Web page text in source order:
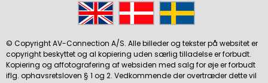
© Copyright AV-Connection A/S. Alle billeder og tekster på websitet er
copyright beskyttet og al kopiering uden særlig tilladelse er forbudt.
Kopiering og affotografering af websiden med salg for øje er forbudt
iflg. ophavsretsloven § 1 og 2. Vedkommende der overtræder dette vil